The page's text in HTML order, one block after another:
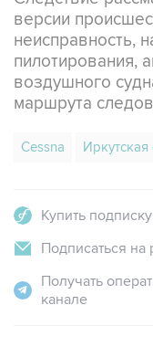
версии
неисправность,
пилотирования,
воздушного
маршрута
Cessna Иркутская
Купить
Подписаться на
Получать
канале